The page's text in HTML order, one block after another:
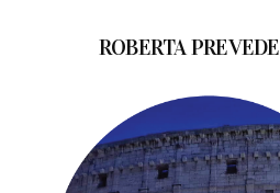
ROBERTA